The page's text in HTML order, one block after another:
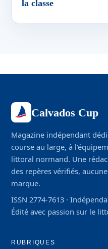
la classe
Calvados Cup
Magazine indépendant
course au large, à
littoral normand. Une
des repères vérifiés,
marque.
ISSN 2774-7613 ·
Édité avec passion sur le
RUBRIQUES